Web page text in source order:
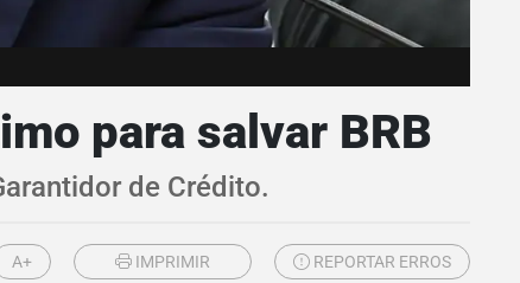
para salvar BRB
de Crédito.
A+ IMPRIMIR REPORTAR ERROS